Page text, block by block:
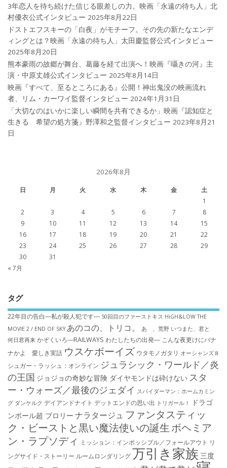
3年恋人を待ち続けた信じる眼差しの力。映画「永遠の待ち人」北
村優衣公式インタビュー 2025年8月22日
ドストエフスキーの「白夜」がモチーフ。その先の新たなエンデ
ィングとは？映画「永遠の待ち人」太田慶監督公式インタビュー
2025年8月20日
熊本豪雨の故郷が舞台、葛藤を経て出演へ！映画『囁きの河』主
演・中原丈雄公式インタビュー 2025年8月14日
映画『すべて、至るところにある』公開！神出鬼没の映画流れ
者、リム・カーワイ監督インタビュー 2024年1月31日
「大切なのはいかに楽しい瞬間を共有できるか」映画『認知症と
生きる 希望の処方箋』野澤和之監督インタビュー 2023年8月21
日
2026年8月
日 月 火 水 木 金
土
1
2
3 4 5 6 7
8
9
10 11 12 13 14
15
16
17 18 19 20 21
22
23
24 25 26 27 28
29
30
31
« 7月
タグ
22年目の告白―私が殺人犯です― 50回目のファーストキス HiGH&LOW THE
MOVIE 2 / END OF SKY あのコの、トリコ。 あゝ、荒野 いつまた、君と
何日君再来 かぞくいろ―RAILWAYS わたしたちの出発― こんな夜更けにバナ
ナかよ 愛しき実話 ウスケボーイズ ウタモノガタリ オーシャンズ８
シュガー・ラッシュ：オ​ンライン ジュラシック・ワールド／炎
の王国 ジョジョの奇妙な冒険 ダイヤモンドは砕けない スタ
ー・ウォーズ／最後のジェダイ スパイダーマン：ホームカミン
グ ダンケルク デイアンドナイト デットエンドの思い出 トリガール！
ドラゴ
ンボール超 ブロリー ナラタージュ ファンタスティッ
ク・ビーストと黒い魔法使いの誕生 ボヘミア
ン・ラプソディ ミッション：インポッシブル／フォールアウト リ
ングサイド・ストーリー ルームロンダリング万引き家族 三度